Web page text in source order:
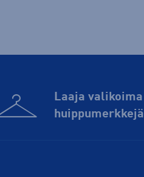
Laaja valikoima
huippu­merkkejä